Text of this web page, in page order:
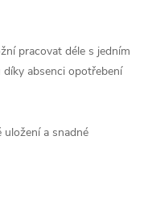
pracovat déle s jedním
absenci opotřebení
uložení a snadné